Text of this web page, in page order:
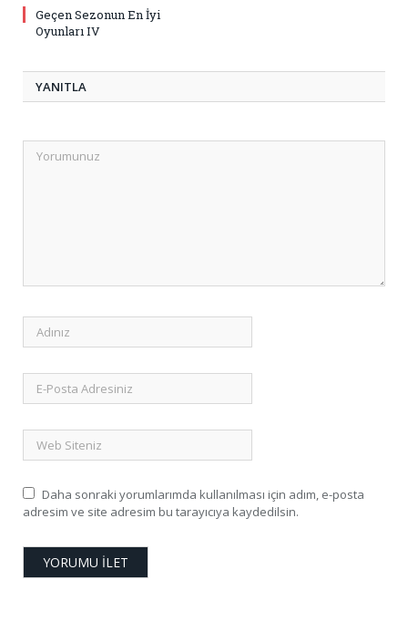
Geçen Sezonun En İyi
Oyunları IV
YANITLA
Daha sonraki yorumlarımda kullanılması için adım, e-posta
adresim ve site adresim bu tarayıcıya kaydedilsin.